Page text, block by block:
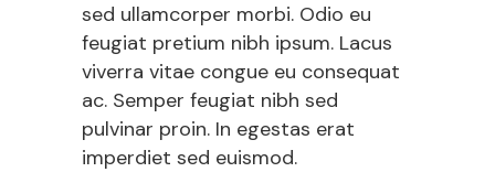
sed ullamcorper morbi. Odio eu
feugiat pretium nibh ipsum. Lacus
viverra vitae congue eu consequat
ac. Semper feugiat nibh sed
pulvinar proin. In egestas erat
imperdiet sed euismod.